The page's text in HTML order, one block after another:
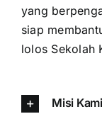
yang
siap
lolos Sekolah
Misi Kami